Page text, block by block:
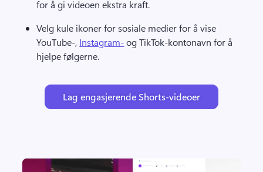
for å gi videoen ekstra kraft.
Velg kule ikoner for sosiale medier for å vise
YouTube-, Instagram- og TikTok-kontonavn for å
hjelpe følgerne.
Lag engasjerende Shorts-videoer